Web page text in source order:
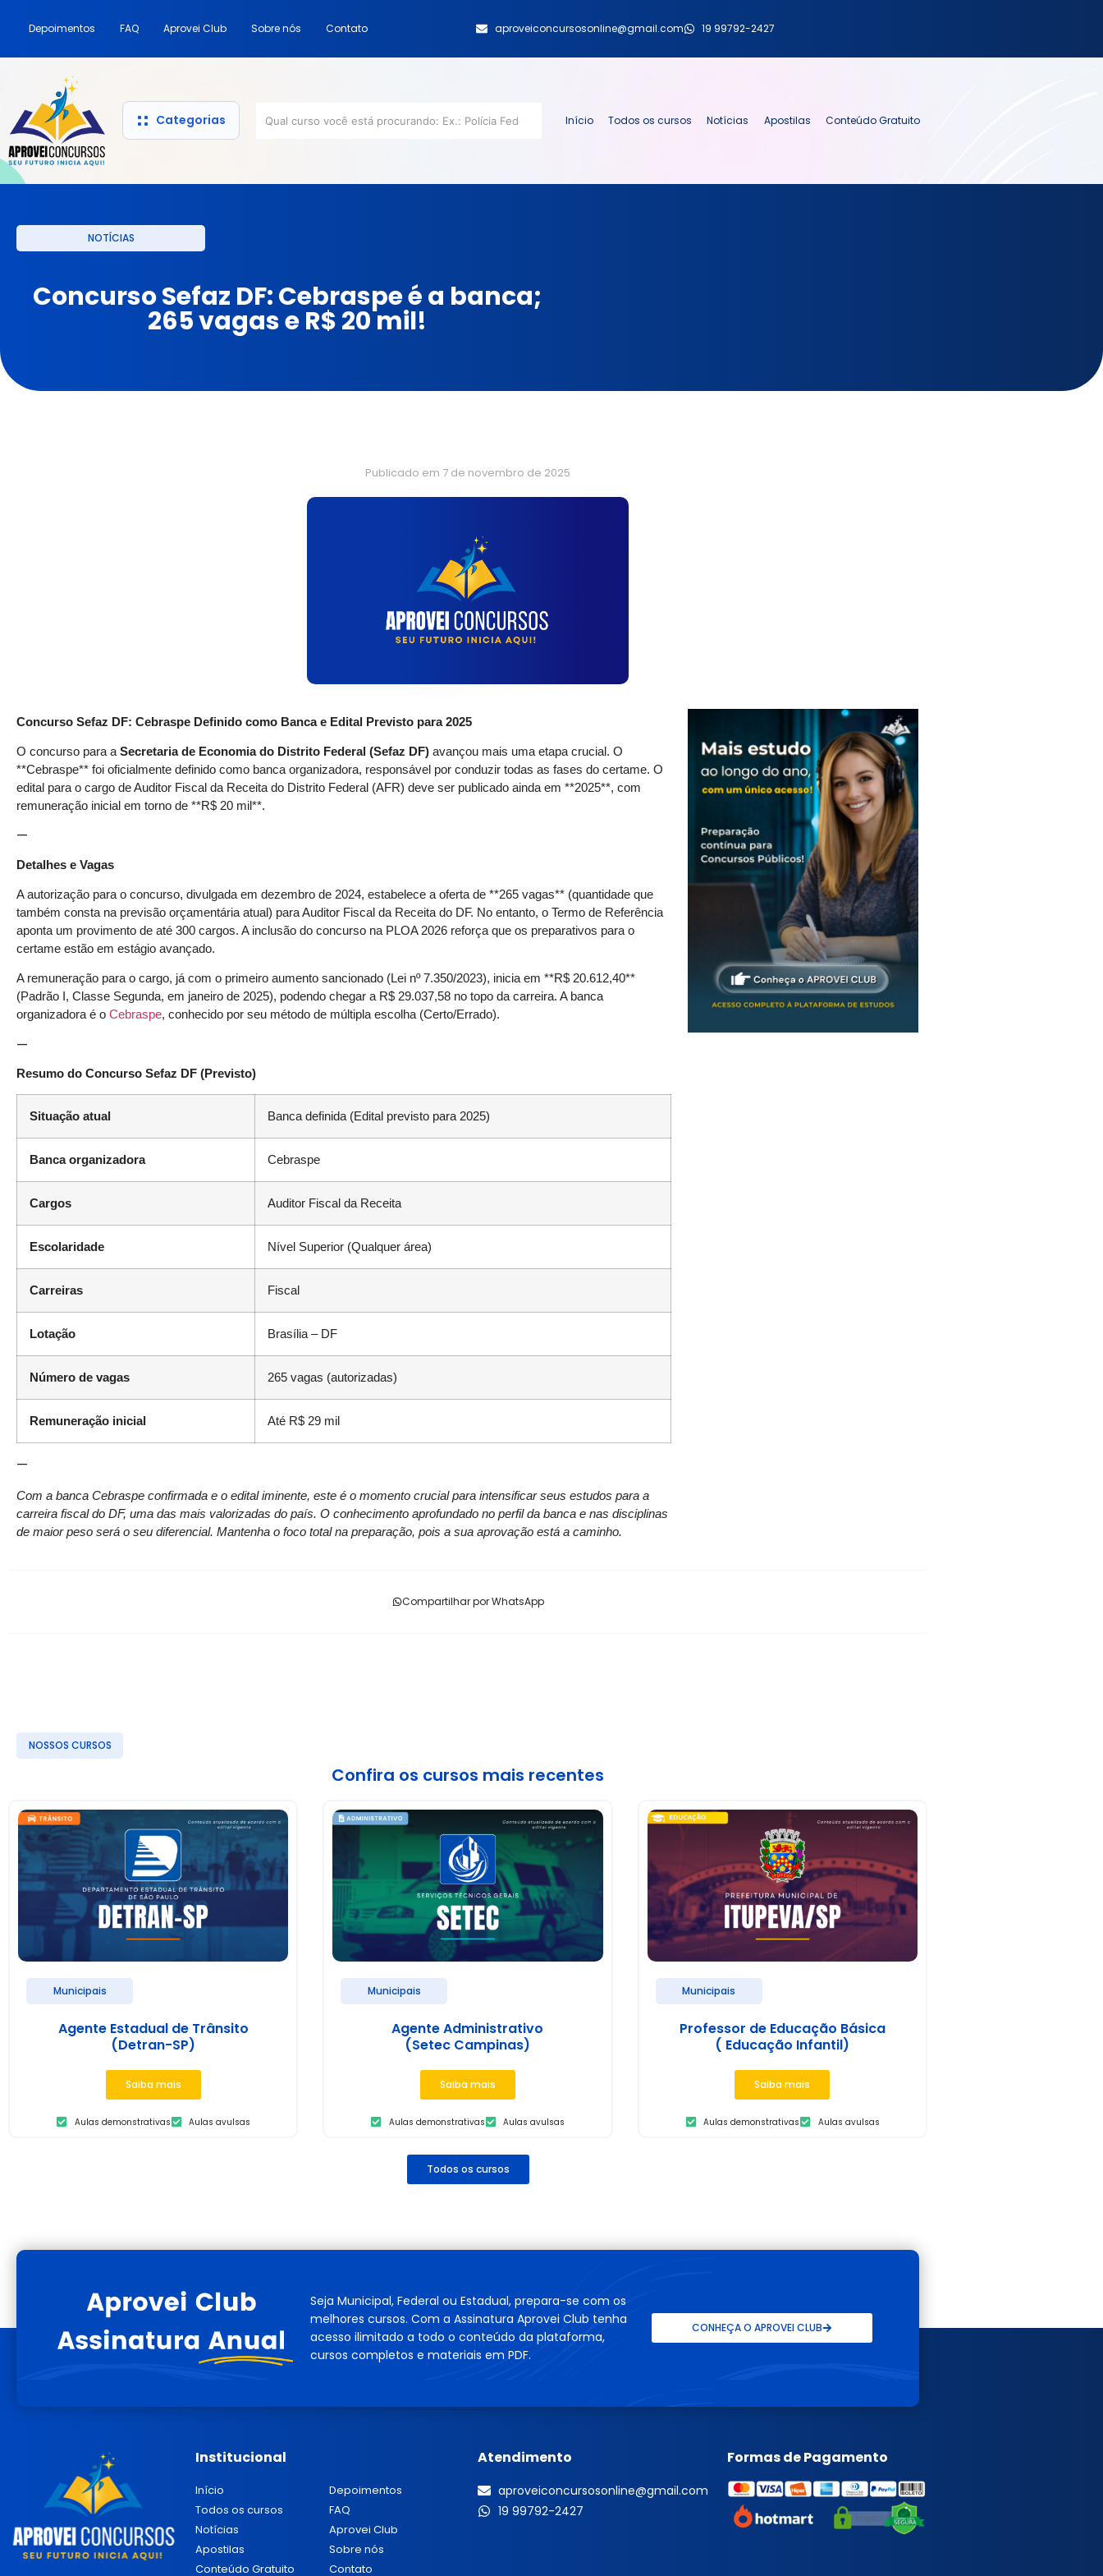
Depoimentos FAQ Aprovei Club Sobre nós Contato aproveiconcursosonline@gmail.com 19 99792-2427
Categorias Início Todos os cursos Notícias Apostilas Conteúdo Gratuito
NOTÍCIAS
Concurso Sefaz DF: Cebraspe é a banca;
265 vagas e R$ 20 mil!
Publicado em 7 de novembro de 2025
Concurso Sefaz DF: Cebraspe Definido como Banca e Edital Previsto para 2025
O concurso para a Secretaria de Economia do Distrito Federal (Sefaz DF) avançou mais uma etapa crucial. O
**Cebraspe** foi oficialmente definido como banca organizadora, responsável por conduzir todas as fases do certame. O
edital para o cargo de Auditor Fiscal da Receita do Distrito Federal (AFR) deve ser publicado ainda em **2025**, com
remuneração inicial em torno de **R$ 20 mil**.
—
Detalhes e Vagas
A autorização para o concurso, divulgada em dezembro de 2024, estabelece a oferta de **265 vagas** (quantidade que
também consta na previsão orçamentária atual) para Auditor Fiscal da Receita do DF. No entanto, o Termo de Referência
aponta um provimento de até 300 cargos. A inclusão do concurso na PLOA 2026 reforça que os preparativos para o
certame estão em estágio avançado.
A remuneração para o cargo, já com o primeiro aumento sancionado (Lei nº 7.350/2023), inicia em **R$ 20.612,40**
(Padrão I, Classe Segunda, em janeiro de 2025), podendo chegar a R$ 29.037,58 no topo da carreira. A banca
organizadora é o Cebraspe, conhecido por seu método de múltipla escolha (Certo/Errado).
—
Resumo do Concurso Sefaz DF (Previsto)
Situação atual Banca definida (Edital previsto para 2025)
Banca organizadora Cebraspe
Cargos Auditor Fiscal da Receita
Escolaridade Nível Superior (Qualquer área)
Carreiras Fiscal
Lotação Brasília – DF
Número de vagas 265 vagas (autorizadas)
Remuneração inicial Até R$ 29 mil
—
Com a banca Cebraspe confirmada e o edital iminente, este é o momento crucial para intensificar seus estudos para a
carreira fiscal do DF, uma das mais valorizadas do país. O conhecimento aprofundado no perfil da banca e nas disciplinas
de maior peso será o seu diferencial. Mantenha o foco total na preparação, pois a sua aprovação está a caminho.
Compartilhar por WhatsApp
NOSSOS CURSOS
Confira os cursos mais recentes
Municipais
Agente Estadual de Trânsito
(Detran-SP)
Saiba mais
Aulas demonstrativas Aulas avulsas
Municipais
Agente Administrativo
(Setec Campinas)
Saiba mais
Aulas demonstrativas Aulas avulsas
Municipais
Professor de Educação Básica
( Educação Infantil)
Saiba mais
Aulas demonstrativas Aulas avulsas
Todos os cursos
Seja Municipal, Federal ou Estadual, prepara-se com os
melhores cursos. Com a Assinatura Aprovei Club tenha
acesso ilimitado a todo o conteúdo da plataforma,
cursos completos e materiais em PDF.
CONHEÇA O APROVEI CLUB
Institucional
Início
Todos os cursos
Notícias
Apostilas
Conteúdo Gratuito
Depoimentos
FAQ
Aprovei Club
Sobre nós
Contato
Atendimento
aproveiconcursosonline@gmail.com
19 99792-2427
Formas de Pagamento